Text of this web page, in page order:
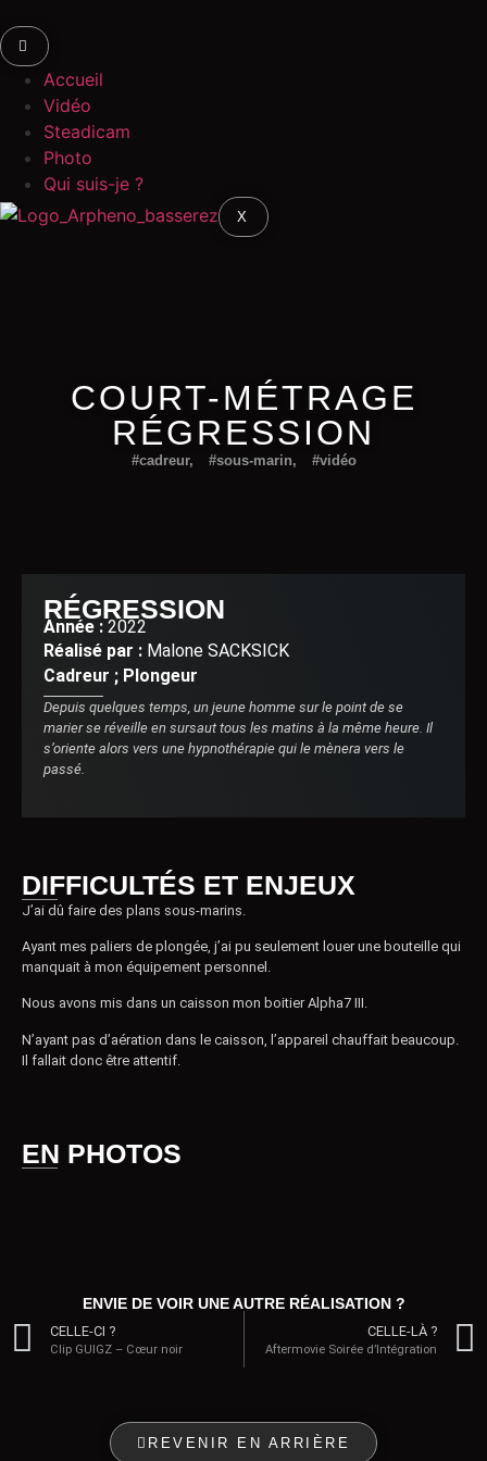
Accueil
Vidéo
Steadicam
Photo
Qui suis-je ?
X
COURT-MÉTRAGE
RÉGRESSION
#cadreur, #sous-marin, #vidéo
RÉGRESSION
Année : 2022
Réalisé par : Malone SACKSICK
Cadreur ; Plongeur
Depuis quelques temps, un jeune homme sur le point de se
marier se réveille en sursaut tous les matins à la même heure. Il
s’oriente alors vers une hypnothérapie qui le mènera vers le
passé.
DIFFICULTÉS ET ENJEUX
J’ai dû faire des plans sous-marins.
Ayant mes paliers de plongée, j’ai pu seulement louer une bouteille qui
manquait à mon équipement personnel.
Nous avons mis dans un caisson mon boitier Alpha7 III.
N’ayant pas d’aération dans le caisson, l’appareil chauffait beaucoup.
Il fallait donc être attentif.
EN PHOTOS
ENVIE DE VOIR UNE AUTRE RÉALISATION ?
CELLE-CI ?
Clip GUIGZ – Cœur noir
CELLE-LÀ ?
Aftermovie Soirée d’Intégration
REVENIR EN ARRIÈRE